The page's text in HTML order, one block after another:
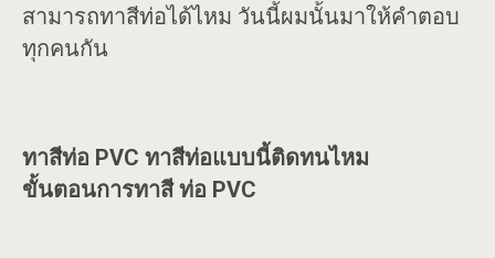
สามารถทาสีท่อได้ไหม วันนี้ผมนั้นมาให้คำตอบ
ทุกคนกัน
ทาสีท่อ PVC ทาสีท่อแบบนี้ติดทนไหม
ขั้นตอนการทาสี ท่อ PVC